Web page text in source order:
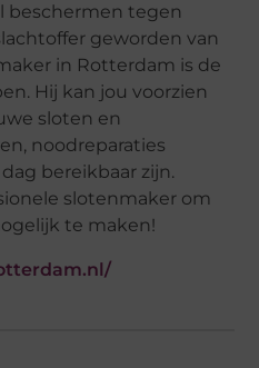
beschermen tegen
geworden van
in Rotterdam is de
Hij kan jou voorzien
sloten en
noodreparaties
bereikbaar zijn.
slotenmaker om
te maken!